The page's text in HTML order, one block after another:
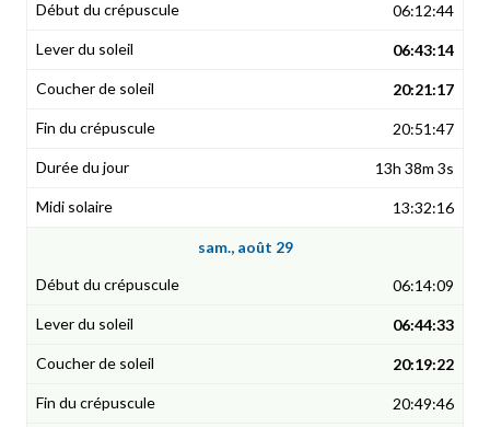
06:12:44
06:43:14
20:21:17
20:51:47
13h 38m 3s
13:32:16
sam., août 29
06:14:09
06:44:33
20:19:22
20:49:46